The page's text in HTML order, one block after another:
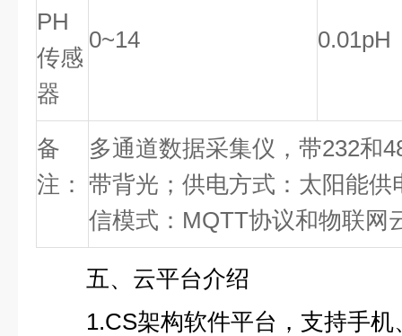
PH
传感
器
0~14 0.01pH
备
注：
多通道数据采集仪，带232和
带背光；供电方式：太阳能供
信模式：MQTT协议和物联网
五、云平台介绍
1.CS架构软件平台，支持手